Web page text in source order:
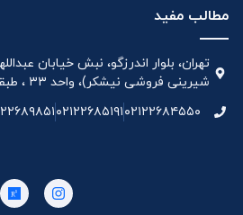
مطالب مفید
شیرینی فروشی نیشکر)، واحد ۳۳ ، طبقه ۵
۰۲۱۲۲۶۸۴۵۵۰۰۲۱۲۲۶۸۵۱۹۱